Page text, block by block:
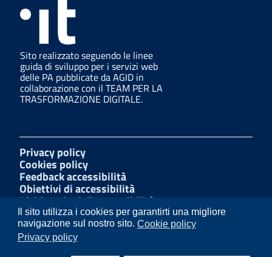
Il sito utilizza i cookies per garantirti una migliore
navigazione sul nostro sito. Cookie policy
Privacy policy
Sito realizzato seguendo le linee
guida di sviluppo per i servizi web
delle PA pubblicate da AGID in
collaborazione con il TEAM PER LA
TRASFORMAZIONE DIGITALE.
Privacy policy
Cookies policy
Feedback accessibilità
Obiettivi di accessibilità
Dichiarazioni di accessibilità
Amministrazione Trasparente
Mappa del sito
Segnalazioni di illecito